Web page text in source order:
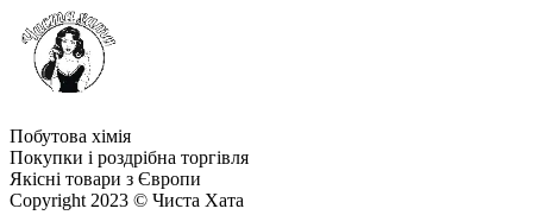
Побутова хімія
Покупки і роздрібна торгівля
Якісні товари з Європи
Copyright 2023 © Чиста Хата